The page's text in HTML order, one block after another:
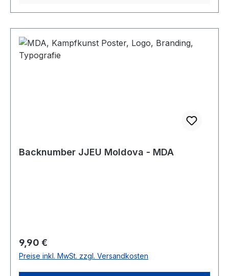
Backnumber JJEU Moldova - MDA
Regulärer Preis:
9,90 €
Preise inkl. MwSt. zzgl. Versandkosten